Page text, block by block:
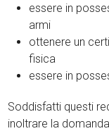
essere in
armi
ottenere un
fisica
essere in
Soddisfatti questi
inoltrare la domanda